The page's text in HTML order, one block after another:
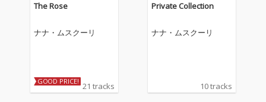
The Rose
ナナ・ムスクーリ
GOOD PRICE! 21 tracks
Private Collection
ナナ・ムスクーリ
10 tracks